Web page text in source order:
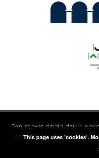
Ten serwis działa dzięki
opracowanemu przez
This page uses 'cookies'.